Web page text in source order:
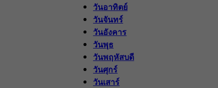
วันอาทิตย์
วันจันทร์
วันอังคาร
วันพุธ
วันพฤหัสบดี
วันศุกร์
วันเสาร์